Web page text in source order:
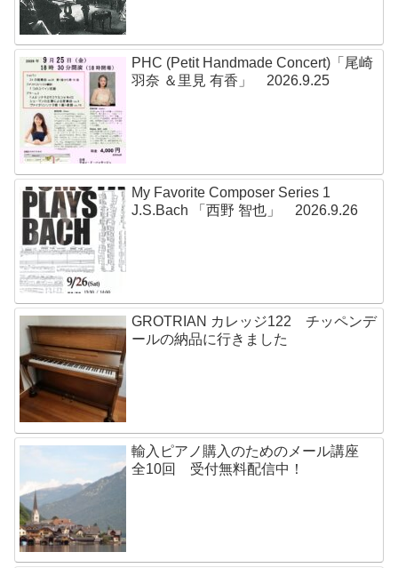
PHC (Petit Handmade Concert)「尾崎
羽奈 ＆里見 有香」 2026.9.25
My Favorite Composer Series 1
J.S.Bach 「西野 智也」 2026.9.26
GROTRIAN カレッジ122 チッペンデ
ールの納品に行きました
輸入ピアノ購入のためのメール講座
全10回 受付無料配信中！